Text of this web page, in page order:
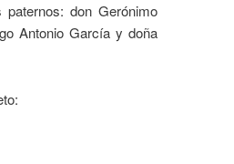
paternos: don Gerónimo
Antonio García y doña